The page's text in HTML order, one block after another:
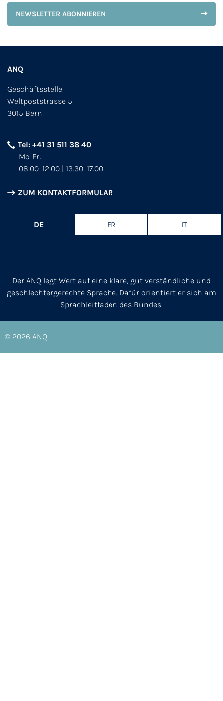
NEWSLETTER ABONNIEREN
ANQ
Geschäftsstelle
Weltpoststrasse 5
3015 Bern
Tel: +41 31 511 38 40
Mo-Fr:
08.00–12.00 | 13.30–17.00
ZUM KONTAKTFORMULAR
DE FR IT
Der ANQ legt Wert auf eine klare, gut verständliche und
geschlechtergerechte Sprache. Dafür orientiert er sich am
Sprachleitfaden des Bundes.
© 2026 ANQ